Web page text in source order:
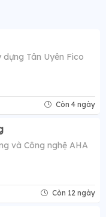
Tân Uyên Fico
Còn 4 ngày
và Công nghệ AHA
Còn 12 ngày